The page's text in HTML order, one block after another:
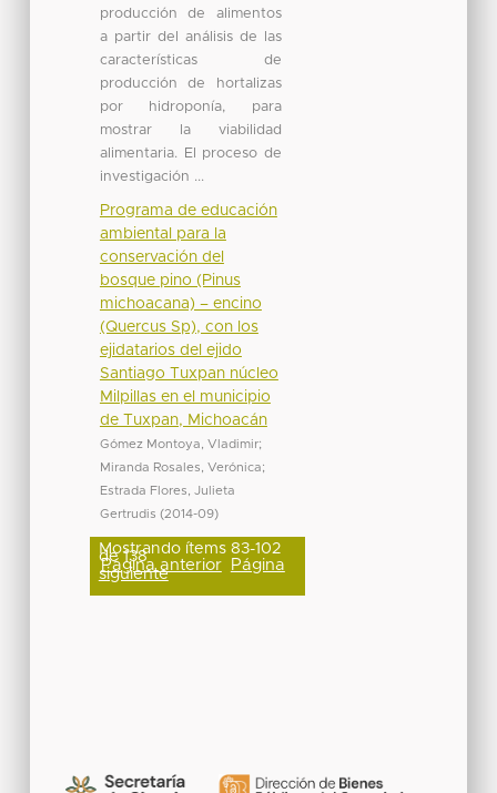
producción de alimentos
a partir del análisis de las
características de
producción de hortalizas
por hidroponía, para
mostrar la viabilidad
alimentaria. El proceso de
investigación ...
Programa de educación
ambiental para la
conservación del
bosque pino (Pinus
michoacana) – encino
(Quercus Sp), con los
ejidatarios del ejido
Santiago Tuxpan núcleo
Milpillas en el municipio
de Tuxpan, Michoacán
Gómez Montoya, Vladimir;
Miranda Rosales, Verónica;
Estrada Flores, Julieta
Gertrudis (2014-09)
Mostrando ítems 83-102
de 138
Página anterior Página
siguiente